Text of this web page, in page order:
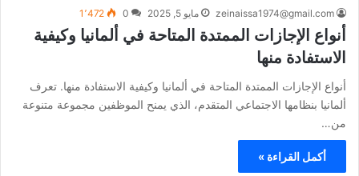
zeinaissa1974@gmail.com مايو 5, 2025 0 1٬472
أنواع الإجازات الممتدة المتاحة في ألمانيا وكيفية
الاستفادة منها
أنواع الإجازات الممتدة المتاحة في ألمانيا وكيفية الاستفادة منها. تعرف
ألمانيا بنظامها الاجتماعي المتقدم، الذي يمنح الموظفين مجموعة متنوعة
من…
أكمل القراءة »